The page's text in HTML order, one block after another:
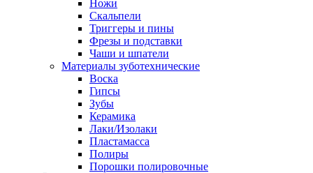
Ножи
Скальпели
Триггеры и пины
Фрезы и подставки
Чаши и шпатели
Материалы зуботехнические
Воска
Гипсы
Зубы
Керамика
Лаки/Изолаки
Пластамасса
Полиры
Порошки полировочные